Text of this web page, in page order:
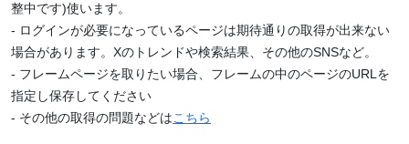
整中です)使います。
- ログインが必要になっているページは期待通りの取得が出来ない
場合があります。Xのトレンドや検索結果、その他のSNSなど。
- フレームページを取りたい場合、フレームの中のページのURLを
指定し保存してください
- その他の取得の問題などはこちら